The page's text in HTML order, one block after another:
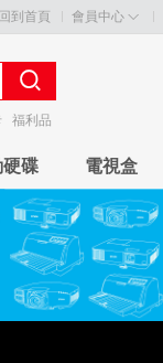
回到首頁 會員中心
福利品
碟 電視盒